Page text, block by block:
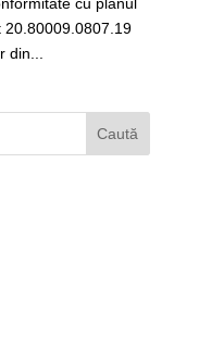
20.80009.0807.19